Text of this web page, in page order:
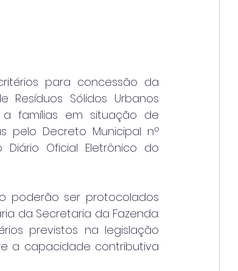
para concessão da
Sólidos Urbanos
a famílias em situação de
pelo Decreto Municipal nº
Oficial Eletrônico do
poderão ser protocolados
da Secretaria da Fazenda.
previstos na legislação
a capacidade contributiva